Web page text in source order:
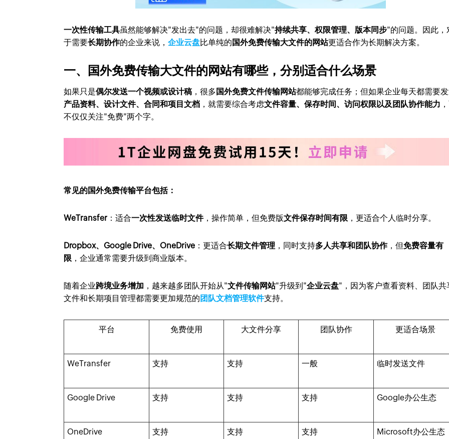
一次性传输工具虽然能够解决"发出去"的问题，却很难解决"持续共享、权限管理、版本同步"的问题。因此，
于需要长期协作的企业来说，企业云盘比单纯的 国外免费传输大文件的网站更适合作为长期解决方案。
一、国外免费传输大文件的网站有哪些，分别适合什么场景
如果只是偶尔发送一个视频或设计稿 ，很多 国外免费文件传输网站都能够完成任务；但如果企业每天都需要
产品资料、设计文件、合同和项目文档 ，就需要综合考虑文件容量、保存时间、访问权限以及团队协作能力
不仅仅关注"免费"两个字。
常见的国外免费传输平台包括：
WeTransfer ：适合一次性发送临时文件，操作简单，但免费版文件保存时间有限 ，更适合个人临时分享。
Dropbox、Google Drive、OneDrive ：更适合长期文件管理 ，同时支持多人共享和团队协作，但免费容量有
限 ，企业通常需要升级到商业版本。
随着企业跨境业务增加 ，越来越多团队开始从"文件传输网站"升级到"企业云盘"，因为客户查看资料、团队共
文件和长期项目管理都需要更加规范的 团队文档管理软件支持。
平台 免费使用 大文件分享 团队协作 更适合场景
WeTransfer 支持 支持 一般 临时发送文件
Google Drive 支持 支持 支持 Google办公生态
OneDrive 支持 支持 支持 Microsoft办公生态